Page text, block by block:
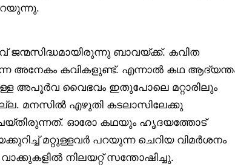
ജന്മസിദ്ധമായിരുന്നു ബാവയ്ക്ക്. കവിത
അനേകം കവികളുണ്ട്. എന്നാൽ കഥ
അപൂർവ വൈഭവം ഇതുപോലെ മറ്റാരിലും
മനസിൽ എഴുതി കടലാസിലേക്കു
ഓരോ കഥയും ഹൃദയത്തോട്
മറ്റുള്ളവർ പറയുന്ന ചെറിയ വിമർശനം
നിലയറ്റ് സന്തോഷിച്ചു.